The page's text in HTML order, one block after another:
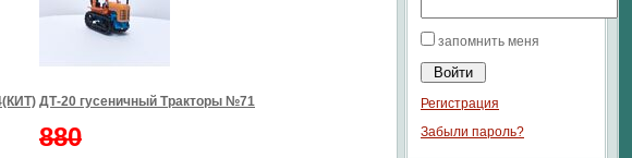
ДТ-20 гусеничный Тракторы №71
880
запомнить меня
Регистрация
Забыли пароль?